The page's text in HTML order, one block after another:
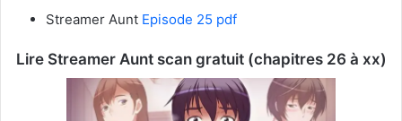
Streamer Aunt Episode 25 pdf
Lire Streamer Aunt scan gratuit (chapitres 26 à xx)